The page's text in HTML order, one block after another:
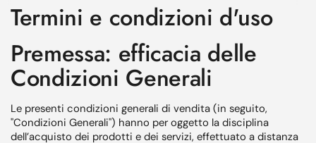
Termini e condizioni d'uso
Premessa: efficacia delle
Condizioni Generali
Le presenti condizioni generali di vendita (in seguito,
"Condizioni Generali") hanno per oggetto la disciplina
dell’acquisto dei prodotti e dei servizi, effettuato a distanza